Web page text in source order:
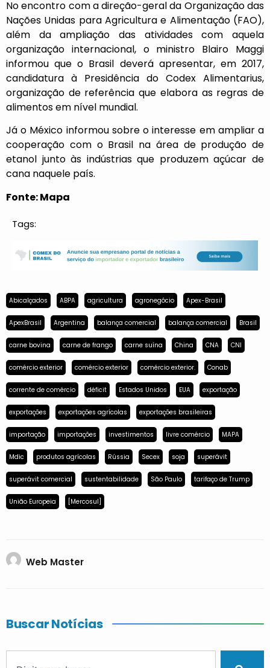
No encontro com a direção-geral da Organização das
Nações Unidas para Agricultura e Alimentação (FAO),
além da ampliação das atividades com aquela
organização internacional, o ministro Blairo Maggi
informou que o Brasil deverá apresentar, em 2017,
candidatura à Presidência do Codex Alimentarius,
organização de referência que elabora as regras de
alimentos em nível mundial.
Já o México informou sobre o interesse em ampliar a
cooperação com o Brasil na área de produção de
etanol junto às indústrias que produzem açúcar de
cana naquele país.
Fonte: Mapa
Tags:
Abicalçados ABPA agricultura agronegócio Apex-Brasil
ApexBrasil Argentina balança comercial balança comercial Brasil
carne bovina carne de frango carne suína China CNA CNI
comércio exterior comércio exterior comércio exterior. Conab
corrente de comércio déficit Estados Unidos EUA exportação
exportações exportações agrícolas exportações brasileiras
importação importações investimentos livre comércio MAPA
Mdic produtos agrícolas Rússia Secex soja superávit
superávit comercial sustentabilidade São Paulo tarifaço de Trump
União Europeia [Mercosul]
Web Master
Buscar Notícias